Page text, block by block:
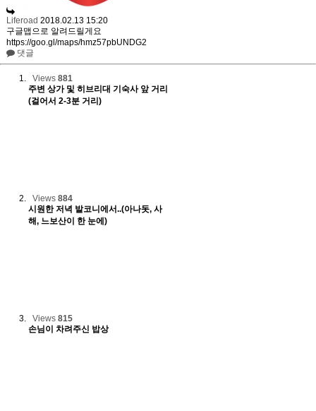
Liferoad 2018.02.13 15:20
구글맵으로 알려드릴게요
https://goo.gl/maps/hmz57pbUNDG2
댓글
Views 881
주변 상가 및 히브리대 기숙사 앞 거리
(걸어서 2-3분 거리)
Views 884
시원한 저녁 발코니에서..(아나돗, 사
해, 느보산이 한 눈에)
Views 815
손님이 차려주신 밥상